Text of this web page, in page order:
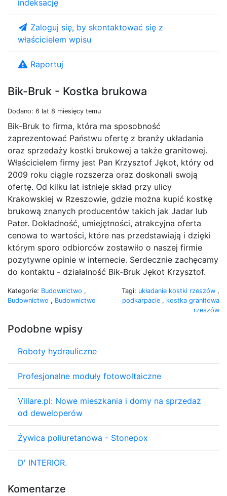
Bik-Bruk - Kostka brukowa
Dodano: 6 lat 8 miesięcy temu
Bik-Bruk to firma, która ma sposobność
zaprezentować Państwu ofertę z branży układania
oraz sprzedaży kostki brukowej a także granitowej.
Właścicielem firmy jest Pan Krzysztof Jękot, który od
2009 roku ciągle rozszerza oraz doskonali swoją
ofertę. Od kilku lat istnieje skład przy ulicy
Krakowskiej w Rzeszowie, gdzie można kupić kostkę
brukową znanych producentów takich jak Jadar lub
Pater. Dokładność, umiejętności, atrakcyjna oferta
cenowa to wartości, które nas przedstawiają i dzięki
którym sporo odbiorców zostawiło o naszej firmie
pozytywne opinie w internecie. Serdecznie zachęcamy
do kontaktu - działalność Bik-Bruk Jękot Krzysztof.
Kategorie: Budownictwo ,
Budownictwo , Budownictwo
Tagi: układanie kostki rzeszów ,
podkarpacie , kostka granitowa
rzeszów
Podobne wpisy
Roboty hydrauliczne
Profesjonalne moduły fotowoltaiczne
Villare.pl: Nowe mieszkania i domy na sprzedaż
od deweloperów
Żywica poliuretanowa - Stonepox
D' INTERIOR.
Komentarze
indeksację
Zaloguj się, by skontaktować się z
właścicielem wpisu
Raportuj